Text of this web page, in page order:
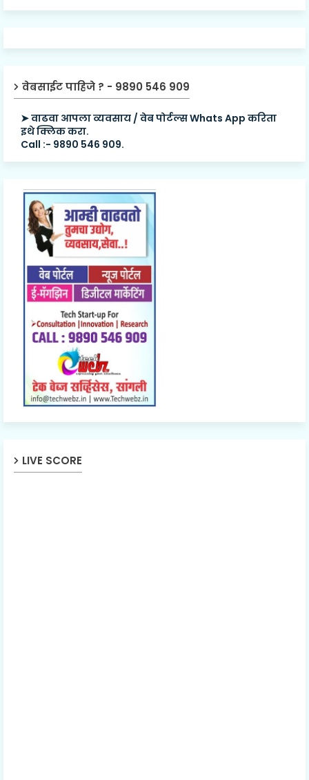
वेबसाईट पाहिजे ? - 9890 546 909
➤ वाढवा आपला व्यवसाय / वेब पोर्टल्स Whats App करिता
इथे क्लिक करा.
Call :- 9890 546 909.
LIVE SCORE